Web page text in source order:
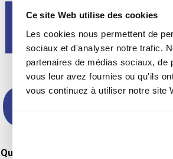
Ce site Web utilise des cookies
Les cookies nous permettent de
sociaux et d'analyser notre trafic.
partenaires de médias sociaux,
vous leur avez fournies ou qu'ils
vous continuez à utiliser notre site
Qualifications et diplômes :